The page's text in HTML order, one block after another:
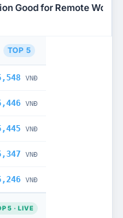
Good for Remote Work?
TOP 5
VNĐ
VNĐ
VNĐ
VNĐ
VNĐ
5 · LIVE